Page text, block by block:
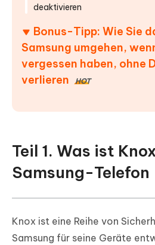
deaktivieren
Bonus-Tipp: Wie Sie
Samsung umgehen,
vergessen haben, ohne
verlieren
HOT
Teil 1. Was ist
Samsung-Telefon
Knox ist eine Reihe von
Samsung für seine Geräte